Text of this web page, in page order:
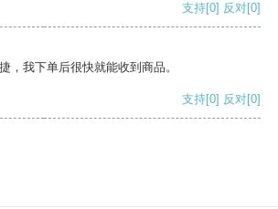
支持[0] 反对[0]
，我下单后很快就能收到商品。
支持[0] 反对[0]